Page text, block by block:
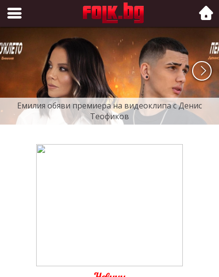
Folk.bg
Емилия обяви премиера на видеоклипа с Денис
Теофиков